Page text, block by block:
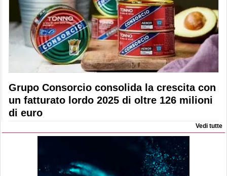
Grupo Consorcio consolida la crescita con
un fatturato lordo 2025 di oltre 126 milioni
di euro
Vedi tutte